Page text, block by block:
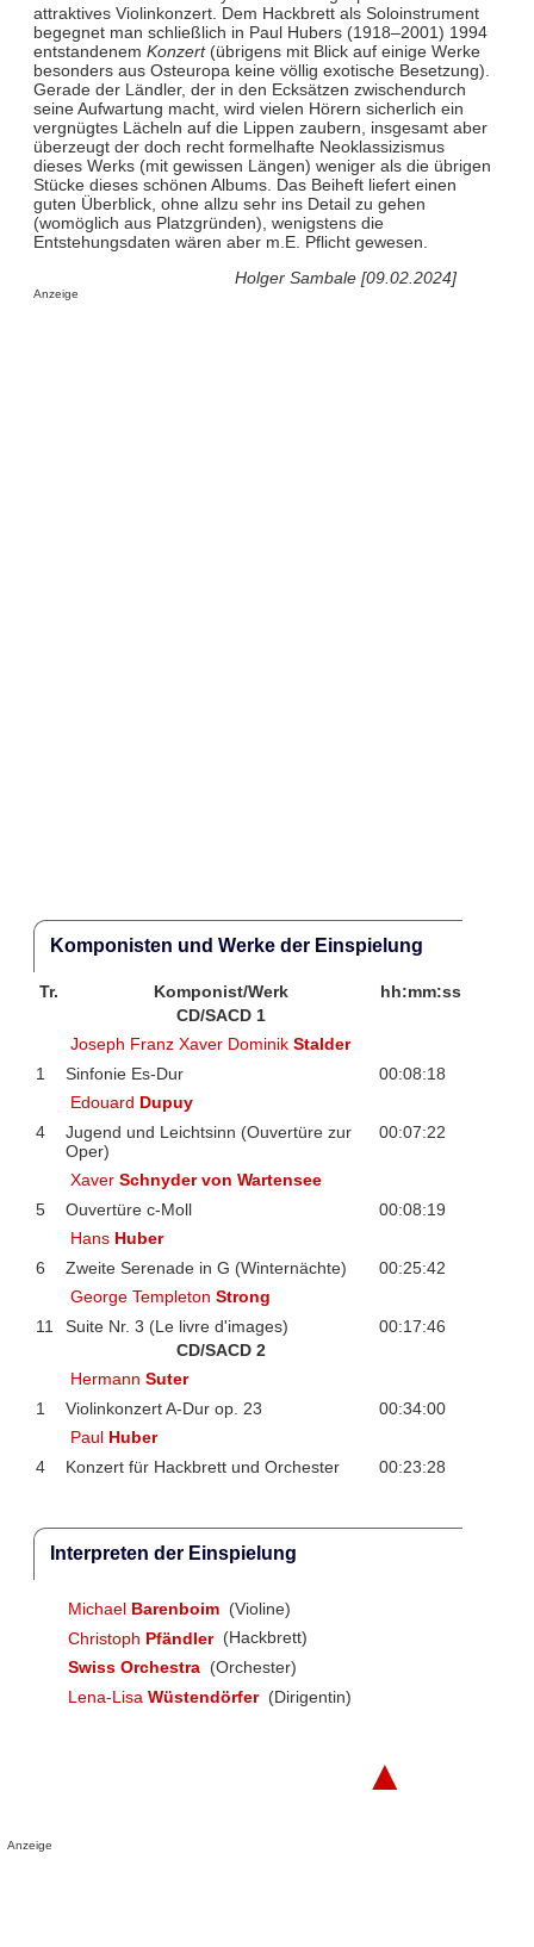
attraktives Violinkonzert. Dem Hackbrett als Soloinstrument
begegnet man schließlich in Paul Hubers (1918–2001) 1994
entstandenem Konzert(übrigens mit Blick auf einige Werke
besonders aus Osteuropa keine völlig exotische Besetzung).
Gerade der Ländler, der in den Ecksätzen zwischendurch
seine Aufwartung macht, wird vielen Hörern sicherlich ein
vergnügtes Lächeln auf die Lippen zaubern, insgesamt aber
überzeugt der doch recht formelhafte Neoklassizismus
dieses Werks (mit gewissen Längen) weniger als die übrigen
Stücke dieses schönen Albums. Das Beiheft liefert einen
guten Überblick, ohne allzu sehr ins Detail zu gehen
(womöglich aus Platzgründen), wenigstens die
Entstehungsdaten wären aber m.E. Pflicht gewesen.
Holger Sambale [09.02.2024]
Anzeige
Komponisten und Werke der Einspielung
Tr. Komponist/Werk
hh:mm:ss
CD/SACD 1
Joseph Franz Xaver DominikStalder
1
Sinfonie Es-Dur
00:08:18
Edouard Dupuy
4
Jugend und Leichtsinn (Ouvertüre zur
Oper)
00:07:22
XaverSchnyder von Wartensee
5
Ouvertüre c-Moll
00:08:19
Hans Huber
6
Zweite Serenade in G (Winternächte)
00:25:42
George TempletonStrong
11
Suite Nr. 3 (Le livre d'images)
00:17:46
CD/SACD 2
HermannSuter
1
Violinkonzert A-Dur op. 23
00:34:00
Paul Huber
4
Konzert für Hackbrett und Orchester 00:23:28
Interpreten der Einspielung
Michael Barenboim (Violine)
Christoph Pfändler (Hackbrett)
Swiss Orchestra (Orchester)
Lena-Lisa Wüstendörfer (Dirigentin)
▲
Anzeige